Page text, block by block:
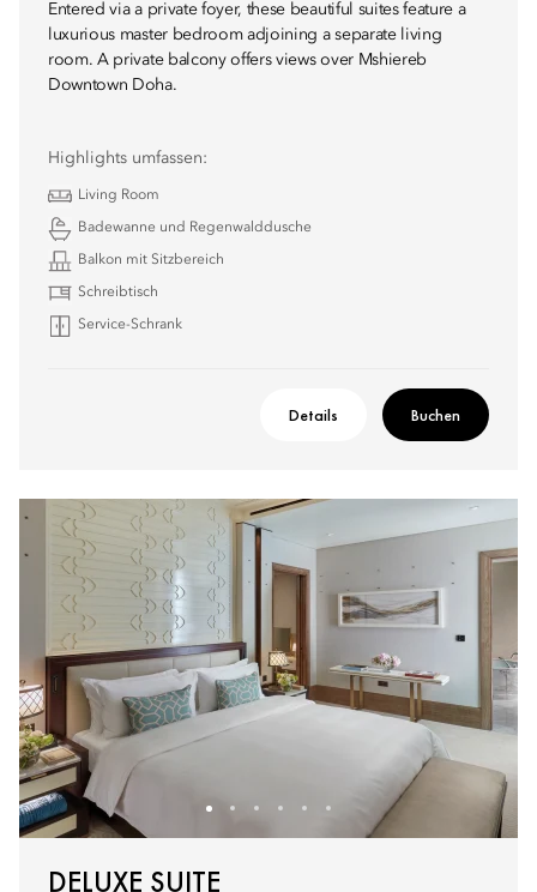
Entered via a private foyer, these beautiful suites feature a
luxurious master bedroom adjoining a separate living
room. A private balcony offers views over Mshiereb
Downtown Doha.
Highlights umfassen:
Living Room
Badewanne und Regenwalddusche
Balkon mit Sitzbereich
Schreibtisch
Service-Schrank
Details Buchen
DELUXE SUITE